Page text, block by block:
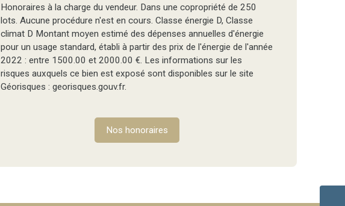
Honoraires à la charge du vendeur. Dans une copropriété de 250
lots. Aucune procédure n'est en cours. Classe énergie D, Classe
climat D Montant moyen estimé des dépenses annuelles d'énergie
pour un usage standard, établi à partir des prix de l'énergie de l'année
2022 : entre 1500.00 et 2000.00 €. Les informations sur les
risques auxquels ce bien est exposé sont disponibles sur le site
Géorisques : georisques.gouv.fr.
Nos honoraires